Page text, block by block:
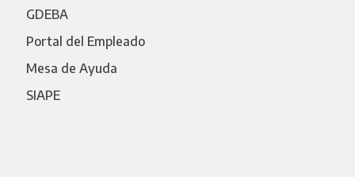
GDEBA
Portal del Empleado
Mesa de Ayuda
SIAPE